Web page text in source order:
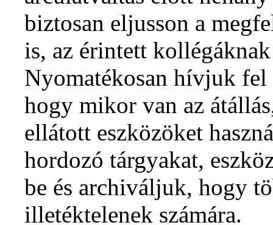
biztosan eljusson a
is, az érintett
Nyomatékosan hívjuk
hogy mikor van az
ellátott eszközöket
hordozó tárgyakat,
be és archiváljuk, hogy
illetéktelenek számára.